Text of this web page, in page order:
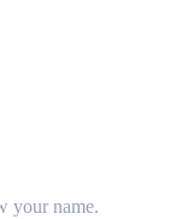
your name.